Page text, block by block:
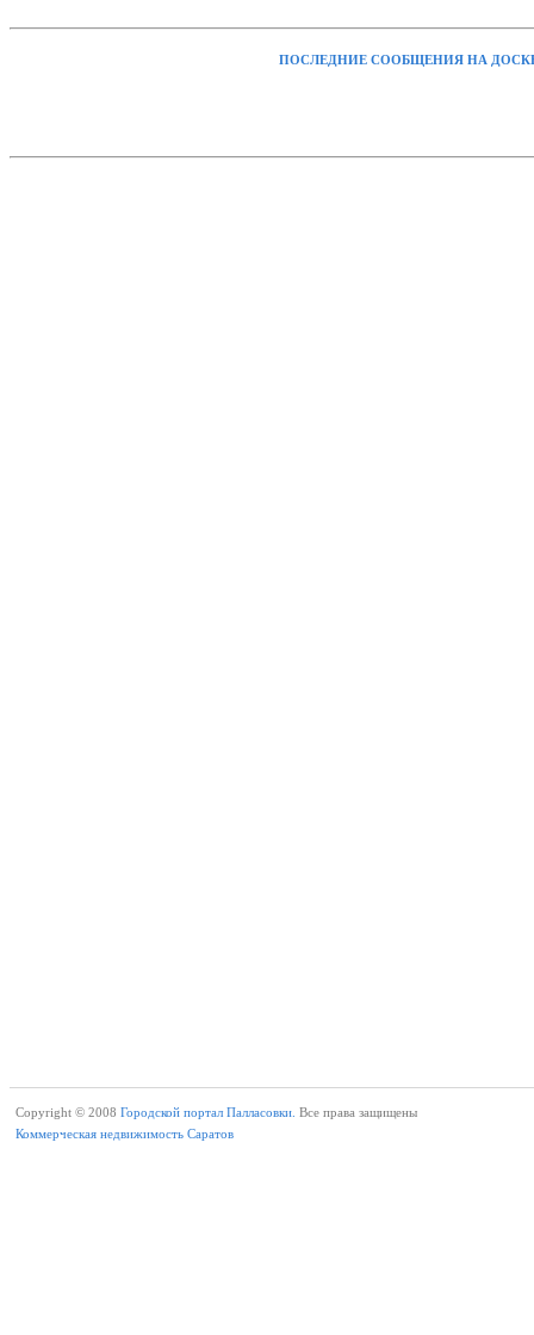
ПОСЛЕДНИЕ СООБЩЕНИЯ НА
Copyright © 2008 Городской портал Палласовки. Все права защищены
Коммерческая недвижимость Саратов